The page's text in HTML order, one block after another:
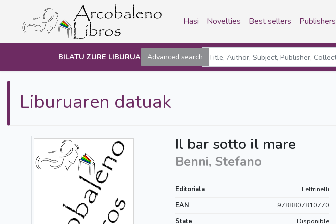
Hasi Novelties Best sellers Publishers
BILATU ZURE LIBURUA Advanced search
Liburuaren datuak
Il bar sotto il mare
Benni, Stefano
Editoriala Feltrinelli
EAN
9788807810770
State
Disponible